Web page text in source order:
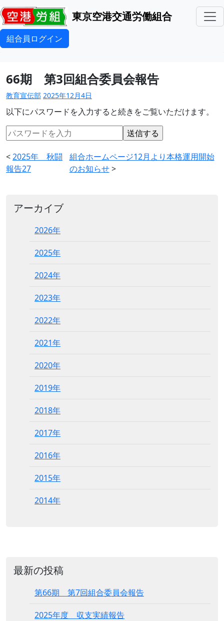
東京空港交通労働組合
組合員ログイン
アーカイブ
2026年
2025年
2024年
2023年
2022年
2021年
2020年
2019年
2018年
2017年
2016年
2015年
2014年
66期 第3回組合委員会報告
教育宣伝部 2025年12月4日
以下にパスワードを入力すると続きをご覧いただけます。
<2025年 秋闘
報告27
組合ホームページ12月より本格運用開始
のお知らせ>
最新の投稿
第66期 第7回組合委員会報告
2025年度 収支実績報告